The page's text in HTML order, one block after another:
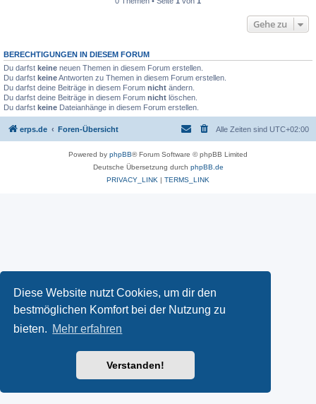
Diese Website nutzt Cookies, um dir den
bestmöglichen Komfort bei der Nutzung zu
bieten. Mehr erfahren
Verstanden!
Gehe zu
BERECHTIGUNGEN IN DIESEM FORUM
Du darfst keine neuen Themen in diesem Forum erstellen.
Du darfst keineAntworten zu Themen in diesem Forum erstellen.
Du darfst deine Beiträge in diesem Forum nicht ändern.
Du darfst deine Beiträge in diesem Forum nicht löschen.
Du darfst keine Dateianhänge in diesem Forum erstellen.
erps.de Foren-Übersicht Alle Zeiten sind UTC+02:00
Powered by phpBB® Forum Software © phpBB Limited
Deutsche Übersetzung durch phpBB.de
PRIVACY_LINK | TERMS_LINK